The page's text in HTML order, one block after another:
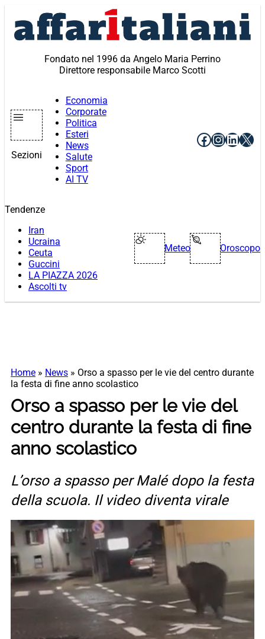
contenuto
Fondato nel 1996 da Angelo Maria Perrino
Direttore responsabile Marco Scotti
Sezioni
Economia
Corporate
Politica
Esteri
News
Salute
Sport
AI TV
Facebook
X
Tendenze
Iran
Ucraina
Ceuta
Guccini
LA PIAZZA 2026
Ascolti tv
Meteo Oroscopo
Home » News » Orso a spasso per le vie del centro durante
la festa di fine anno scolastico
Orso a spasso per le vie del
centro durante la festa di fine
anno scolastico
L’orso a spasso per Malé dopo la festa
della scuola. Il video diventa virale